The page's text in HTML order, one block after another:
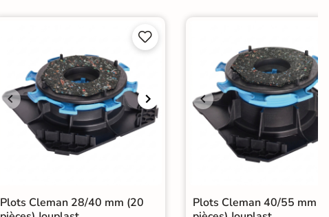


Plots Cleman 28/40 mm (20
Plots Cleman 40/55 mm